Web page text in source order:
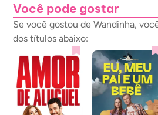
Você pode gostar
Se você gostou de Wandinha,
dos títulos abaixo: